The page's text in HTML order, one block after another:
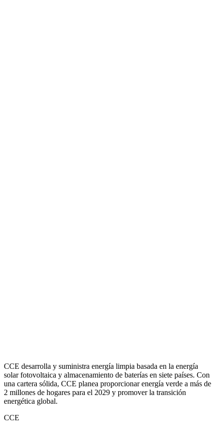
CCE desarrolla y suministra energía limpia basada en la energía
solar fotovoltaica y almacenamiento de baterías en siete países. Con
una cartera sólida, CCE planea proporcionar energía verde a más de
2 millones de hogares para el 2029 y promover la transición
energética global.
CCE